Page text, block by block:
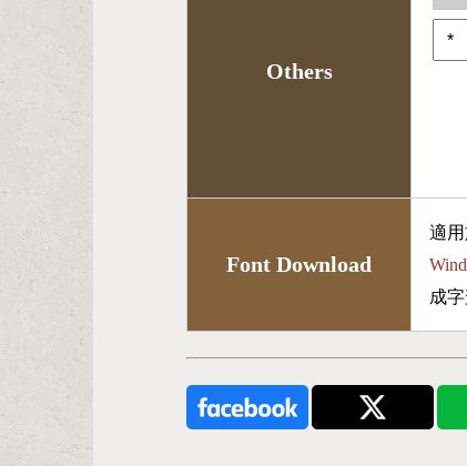
Others
Font Download
適
成